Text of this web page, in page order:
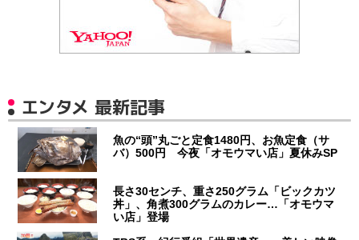
エンタメ 最新記事
魚の“頭”丸ごと定食1480円、お魚定食（サ
バ）500円 今夜「オモウマい店」夏休みSP
長さ30センチ、重さ250グラム「ビックカツ
丼」、角煮300グラムのカレー…「オモウマ
い店」登場